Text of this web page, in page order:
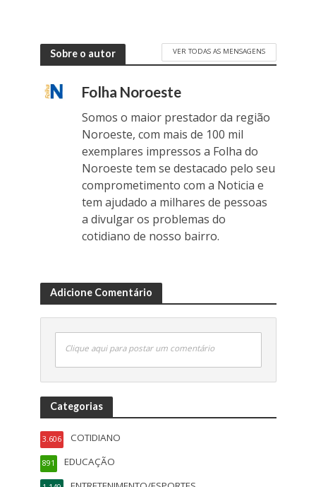
Sobre o autor VER TODAS AS MENSAGENS
Folha Noroeste
Somos o maior prestador da região
Noroeste, com mais de 100 mil
exemplares impressos a Folha do
Noroeste tem se destacado pelo seu
comprometimento com a Noticia e
tem ajudado a milhares de pessoas
a divulgar os problemas do
cotidiano de nosso bairro.
Adicione Comentário
Clique aqui para postar um comentário
Categorias
COTIDIANO
3.606
EDUCAÇÃO
891